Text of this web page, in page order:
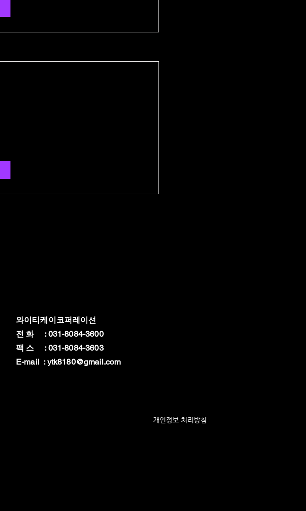
와이티케이코퍼레이션
전 화 : 031-8084-3600
팩 스 : 031-8084-3603
E-mail : ytk8180@gmail.com
개인정보 처리방침